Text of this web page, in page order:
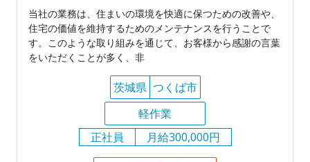
当社の業務は、住まいの環境を快適に保つための改善や、
住宅の価値を維持するためのメンテナンスを行うことで
す。このような取り組みを通じて、お客様から感謝の言葉
をいただくことが多く、非
茨城県 つくば市
軽作業
正社員
月給300,000円